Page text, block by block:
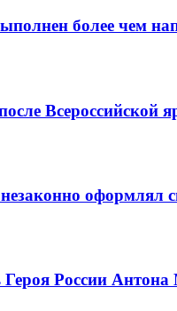
более чем
Всероссийской
незаконно
России